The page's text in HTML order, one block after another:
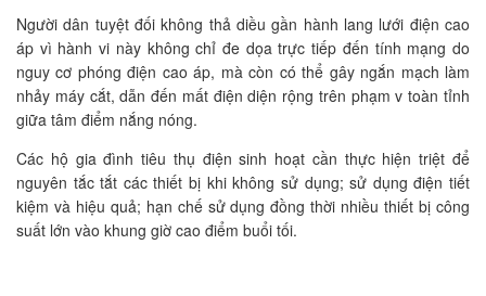
Người dân tuyệt đối không thả diều gần hành lang lưới điện cao
áp vì hành vi này không chỉ đe dọa trực tiếp đến tính mạng do
nguy cơ phóng điện cao áp, mà còn có thể gây ngắn mạch làm
nhảy máy cắt, dẫn đến mất điện diện rộng trên phạm v toàn tỉnh
giữa tâm điểm nắng nóng.
Các hộ gia đình tiêu thụ điện sinh hoạt cần thực hiện triệt để
nguyên tắc tắt các thiết bị khi không sử dụng; sử dụng điện tiết
kiệm và hiệu quả; hạn chế sử dụng đồng thời nhiều thiết bị công
suất lớn vào khung giờ cao điểm buổi tối.